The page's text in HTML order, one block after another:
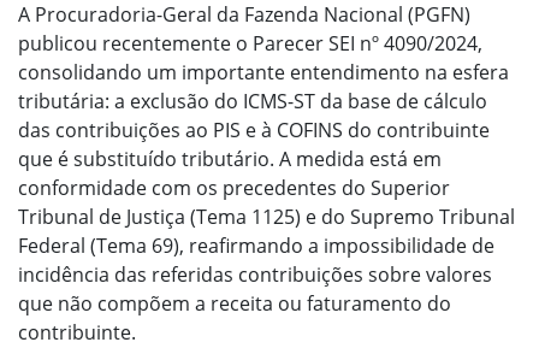
A Procuradoria-Geral da Fazenda Nacional (PGFN)
publicou recentemente o Parecer SEI nº 4090/2024,
consolidando um importante entendimento na esfera
tributária: a exclusão do ICMS-ST da base de cálculo
das contribuições ao PIS e à COFINS do contribuinte
que é substituído tributário. A medida está em
conformidade com os precedentes do Superior
Tribunal de Justiça (Tema 1125) e do Supremo Tribunal
Federal (Tema 69), reafirmando a impossibilidade de
incidência das referidas contribuições sobre valores
que não compõem a receita ou faturamento do
contribuinte.